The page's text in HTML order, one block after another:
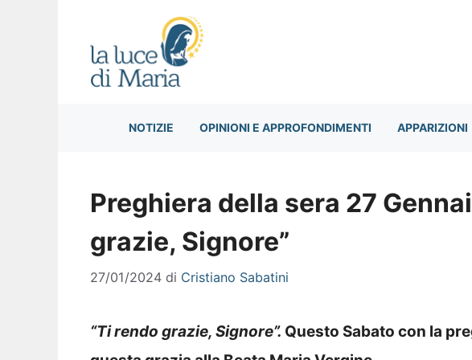
NOTIZIE OPINIONI E APPROFONDIMENTI APPARIZIONI
Preghiera della sera 27
grazie, Signore”
27/01/2024 di Cristiano Sabatini
“Ti rendo grazie, Signore”. Questo Sabato con la